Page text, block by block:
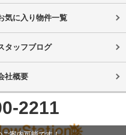
気に入り物件一覧
タッフブログ
社概要
2211